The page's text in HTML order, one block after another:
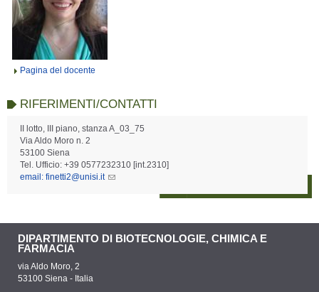
Pagina del docente
RIFERIMENTI/CONTATTI
II lotto, III piano, stanza A_03_75
Via Aldo Moro n. 2
53100 Siena
Tel. Ufficio: +39 0577232310 [int.2310]
email: finetti2@unisi.it
DIPARTIMENTO DI BIOTECNOLOGIE, CHIMICA E
FARMACIA
via Aldo Moro, 2
53100 Siena - Italia